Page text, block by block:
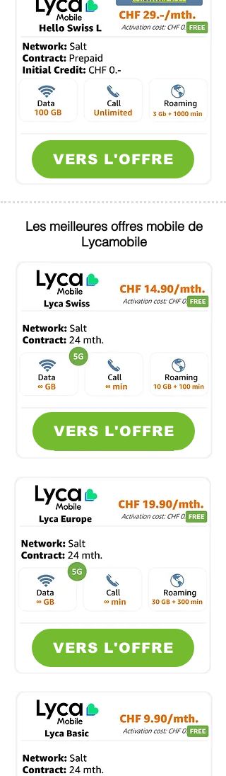
VERS L'OFFRE
Les meilleures offres mobile de
Lycamobile
VERS L'OFFRE
VERS L'OFFRE